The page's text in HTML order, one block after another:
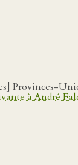
Provinces-
à André